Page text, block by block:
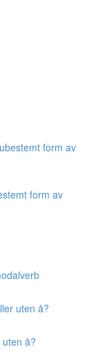
form av
form av
uten å?
å?